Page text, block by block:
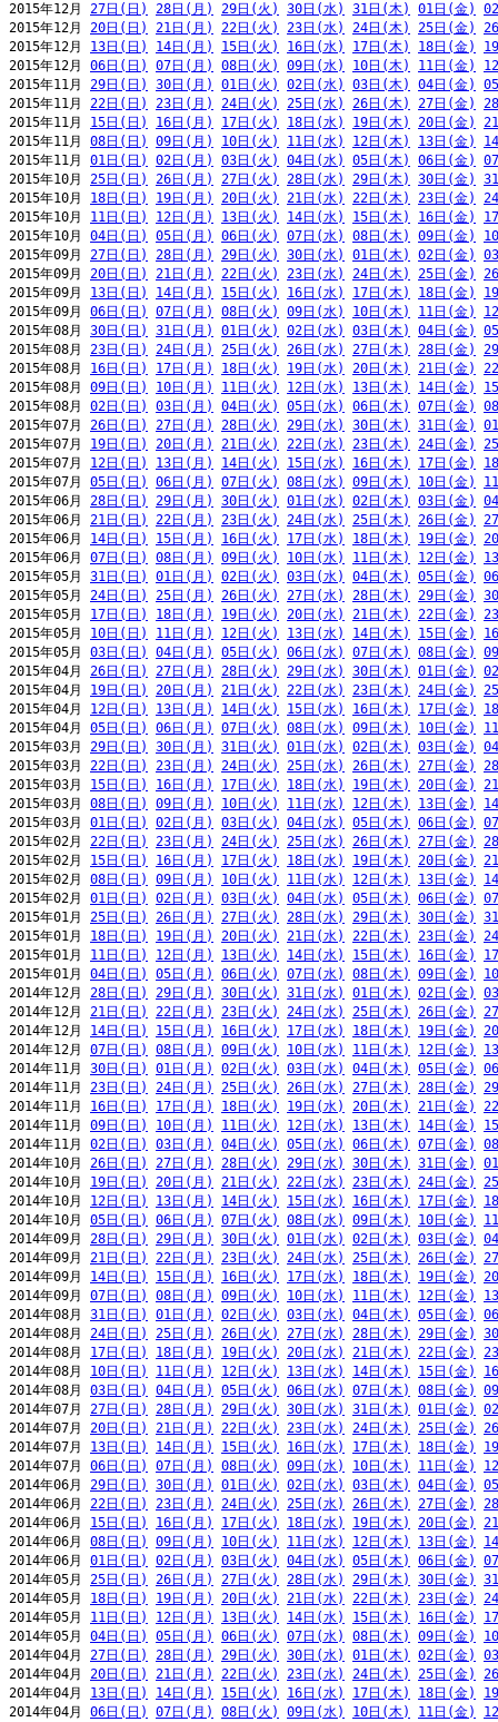
2015年12月 27日(日) 28日(月) 29日(火) 30日(水) 31日(木) 01日(金)
2015年12月 20日(日) 21日(月) 22日(火) 23日(水) 24日(木) 25日(金)
2015年12月 13日(日) 14日(月) 15日(火) 16日(水) 17日(木) 18日(金)
2015年12月 06日(日) 07日(月) 08日(火) 09日(水) 10日(木) 11日(金)
2015年11月 29日(日) 30日(月) 01日(火) 02日(水) 03日(木) 04日(金)
2015年11月 22日(日) 23日(月) 24日(火) 25日(水) 26日(木) 27日(金)
2015年11月 15日(日) 16日(月) 17日(火) 18日(水) 19日(木) 20日(金)
2015年11月 08日(日) 09日(月) 10日(火) 11日(水) 12日(木) 13日(金)
2015年11月 01日(日) 02日(月) 03日(火) 04日(水) 05日(木) 06日(金)
2015年10月 25日(日) 26日(月) 27日(火) 28日(水) 29日(木) 30日(金)
2015年10月 18日(日) 19日(月) 20日(火) 21日(水) 22日(木) 23日(金)
2015年10月 11日(日) 12日(月) 13日(火) 14日(水) 15日(木) 16日(金)
2015年10月 04日(日) 05日(月) 06日(火) 07日(水) 08日(木) 09日(金)
2015年09月 27日(日) 28日(月) 29日(火) 30日(水) 01日(木) 02日(金)
2015年09月 20日(日) 21日(月) 22日(火) 23日(水) 24日(木) 25日(金)
2015年09月 13日(日) 14日(月) 15日(火) 16日(水) 17日(木) 18日(金)
2015年09月 06日(日) 07日(月) 08日(火) 09日(水) 10日(木) 11日(金)
2015年08月 30日(日) 31日(月) 01日(火) 02日(水) 03日(木) 04日(金)
2015年08月 23日(日) 24日(月) 25日(火) 26日(水) 27日(木) 28日(金)
2015年08月 16日(日) 17日(月) 18日(火) 19日(水) 20日(木) 21日(金)
2015年08月 09日(日) 10日(月) 11日(火) 12日(水) 13日(木) 14日(金)
2015年08月 02日(日) 03日(月) 04日(火) 05日(水) 06日(木) 07日(金)
2015年07月 26日(日) 27日(月) 28日(火) 29日(水) 30日(木) 31日(金)
2015年07月 19日(日) 20日(月) 21日(火) 22日(水) 23日(木) 24日(金)
2015年07月 12日(日) 13日(月) 14日(火) 15日(水) 16日(木) 17日(金)
2015年07月 05日(日) 06日(月) 07日(火) 08日(水) 09日(木) 10日(金)
2015年06月 28日(日) 29日(月) 30日(火) 01日(水) 02日(木) 03日(金)
2015年06月 21日(日) 22日(月) 23日(火) 24日(水) 25日(木) 26日(金)
2015年06月 14日(日) 15日(月) 16日(火) 17日(水) 18日(木) 19日(金)
2015年06月 07日(日) 08日(月) 09日(火) 10日(水) 11日(木) 12日(金)
2015年05月 31日(日) 01日(月) 02日(火) 03日(水) 04日(木) 05日(金)
2015年05月 24日(日) 25日(月) 26日(火) 27日(水) 28日(木) 29日(金)
2015年05月 17日(日) 18日(月) 19日(火) 20日(水) 21日(木) 22日(金)
2015年05月 10日(日) 11日(月) 12日(火) 13日(水) 14日(木) 15日(金)
2015年05月 03日(日) 04日(月) 05日(火) 06日(水) 07日(木) 08日(金)
2015年04月 26日(日) 27日(月) 28日(火) 29日(水) 30日(木) 01日(金)
2015年04月 19日(日) 20日(月) 21日(火) 22日(水) 23日(木) 24日(金)
2015年04月 12日(日) 13日(月) 14日(火) 15日(水) 16日(木) 17日(金)
2015年04月 05日(日) 06日(月) 07日(火) 08日(水) 09日(木) 10日(金)
2015年03月 29日(日) 30日(月) 31日(火) 01日(水) 02日(木) 03日(金)
2015年03月 22日(日) 23日(月) 24日(火) 25日(水) 26日(木) 27日(金)
2015年03月 15日(日) 16日(月) 17日(火) 18日(水) 19日(木) 20日(金)
2015年03月 08日(日) 09日(月) 10日(火) 11日(水) 12日(木) 13日(金)
2015年03月 01日(日) 02日(月) 03日(火) 04日(水) 05日(木) 06日(金)
2015年02月 22日(日) 23日(月) 24日(火) 25日(水) 26日(木) 27日(金)
2015年02月 15日(日) 16日(月) 17日(火) 18日(水) 19日(木) 20日(金)
2015年02月 08日(日) 09日(月) 10日(火) 11日(水) 12日(木) 13日(金)
2015年02月 01日(日) 02日(月) 03日(火) 04日(水) 05日(木) 06日(金)
2015年01月 25日(日) 26日(月) 27日(火) 28日(水) 29日(木) 30日(金)
2015年01月 18日(日) 19日(月) 20日(火) 21日(水) 22日(木) 23日(金)
2015年01月 11日(日) 12日(月) 13日(火) 14日(水) 15日(木) 16日(金)
2015年01月 04日(日) 05日(月) 06日(火) 07日(水) 08日(木) 09日(金)
2014年12月 28日(日) 29日(月) 30日(火) 31日(水) 01日(木) 02日(金)
2014年12月 21日(日) 22日(月) 23日(火) 24日(水) 25日(木) 26日(金)
2014年12月 14日(日) 15日(月) 16日(火) 17日(水) 18日(木) 19日(金)
2014年12月 07日(日) 08日(月) 09日(火) 10日(水) 11日(木) 12日(金)
2014年11月 30日(日) 01日(月) 02日(火) 03日(水) 04日(木) 05日(金)
2014年11月 23日(日) 24日(月) 25日(火) 26日(水) 27日(木) 28日(金)
2014年11月 16日(日) 17日(月) 18日(火) 19日(水) 20日(木) 21日(金)
2014年11月 09日(日) 10日(月) 11日(火) 12日(水) 13日(木) 14日(金)
2014年11月 02日(日) 03日(月) 04日(火) 05日(水) 06日(木) 07日(金)
2014年10月 26日(日) 27日(月) 28日(火) 29日(水) 30日(木) 31日(金)
2014年10月 19日(日) 20日(月) 21日(火) 22日(水) 23日(木) 24日(金)
2014年10月 12日(日) 13日(月) 14日(火) 15日(水) 16日(木) 17日(金)
2014年10月 05日(日) 06日(月) 07日(火) 08日(水) 09日(木) 10日(金)
2014年09月 28日(日) 29日(月) 30日(火) 01日(水) 02日(木) 03日(金)
2014年09月 21日(日) 22日(月) 23日(火) 24日(水) 25日(木) 26日(金)
2014年09月 14日(日) 15日(月) 16日(火) 17日(水) 18日(木) 19日(金)
2014年09月 07日(日) 08日(月) 09日(火) 10日(水) 11日(木) 12日(金)
2014年08月 31日(日) 01日(月) 02日(火) 03日(水) 04日(木) 05日(金)
2014年08月 24日(日) 25日(月) 26日(火) 27日(水) 28日(木) 29日(金)
2014年08月 17日(日) 18日(月) 19日(火) 20日(水) 21日(木) 22日(金)
2014年08月 10日(日) 11日(月) 12日(火) 13日(水) 14日(木) 15日(金)
2014年08月 03日(日) 04日(月) 05日(火) 06日(水) 07日(木) 08日(金)
2014年07月 27日(日) 28日(月) 29日(火) 30日(水) 31日(木) 01日(金)
2014年07月 20日(日) 21日(月) 22日(火) 23日(水) 24日(木) 25日(金)
2014年07月 13日(日) 14日(月) 15日(火) 16日(水) 17日(木) 18日(金)
2014年07月 06日(日) 07日(月) 08日(火) 09日(水) 10日(木) 11日(金)
2014年06月 29日(日) 30日(月) 01日(火) 02日(水) 03日(木) 04日(金)
2014年06月 22日(日) 23日(月) 24日(火) 25日(水) 26日(木) 27日(金)
2014年06月 15日(日) 16日(月) 17日(火) 18日(水) 19日(木) 20日(金)
2014年06月 08日(日) 09日(月) 10日(火) 11日(水) 12日(木) 13日(金)
2014年06月 01日(日) 02日(月) 03日(火) 04日(水) 05日(木) 06日(金)
2014年05月 25日(日) 26日(月) 27日(火) 28日(水) 29日(木) 30日(金)
2014年05月 18日(日) 19日(月) 20日(火) 21日(水) 22日(木) 23日(金)
2014年05月 11日(日) 12日(月) 13日(火) 14日(水) 15日(木) 16日(金)
2014年05月 04日(日) 05日(月) 06日(火) 07日(水) 08日(木) 09日(金)
2014年04月 27日(日) 28日(月) 29日(火) 30日(水) 01日(木) 02日(金)
2014年04月 20日(日) 21日(月) 22日(火) 23日(水) 24日(木) 25日(金)
2014年04月 13日(日) 14日(月) 15日(火) 16日(水) 17日(木) 18日(金)
2014年04月 06日(日) 07日(月) 08日(火) 09日(水) 10日(木) 11日(金)